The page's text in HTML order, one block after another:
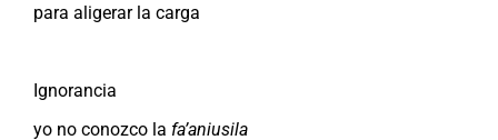
para aligerar la carga
Ignorancia
yo no conozco la fa’aniusila